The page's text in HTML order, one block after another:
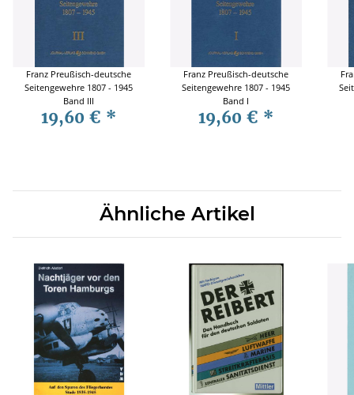
Franz Preußisch-deutsche
Seitengewehre 1807 - 1945
Band III
19,60 € *
Franz Preußisch-deutsche
Seitengewehre 1807 - 1945
Band I
19,60 € *
Ähnliche Artikel